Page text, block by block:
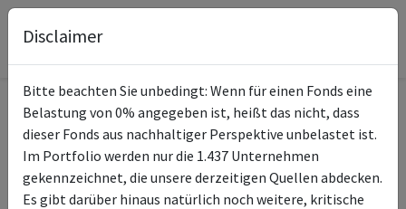
Informationen zum Fonds
Name
DWS ESG Akkumula
LC
Disclaimer
Bitte beachten Sie unbedingt: Wenn für einen Fonds eine
Belastung von 0% angegeben ist, heißt das nicht, dass
dieser Fonds aus nachhaltiger Perspektive unbelastet ist.
Im Portfolio werden nur die 1.437 Unternehmen
gekennzeichnet, die unsere derzeitigen Quellen abdecken.
Es gibt darüber hinaus natürlich noch weitere, kritische